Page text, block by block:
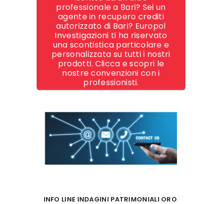
professionale a Bari? Sei un
agente in recupero crediti
autorizzato di Bari? Europol
Investigazioni ti ha riservato
una scontistica particolare e
personalizzata su tutti i nostri
prodotti. Clicca e scopri le
nostre convenzioni con i
professionisti.
INFO LINE INDAGINI PATRIMONIALI ORO